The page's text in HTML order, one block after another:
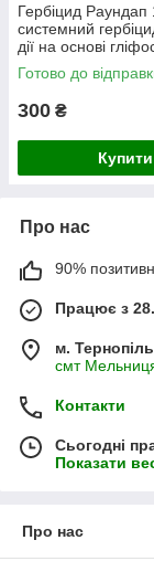
Гербіцид Раундап
системний
дії на основі
л
Готово до
300 ₴
Купити
Про нас
90%
Працює з
м. Тернопіль
смт
Контакти
Сьогодні
Показати
Про нас